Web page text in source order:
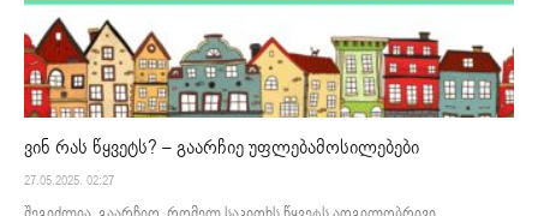
ვინ რას წყვეტს? – გაარჩიე უფლებამოსილებები
27.05.2025. 02:27